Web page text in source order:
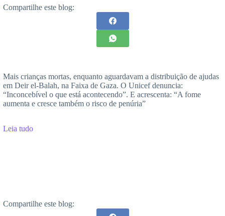
Compartilhe este blog:
Mais crianças mortas, enquanto aguardavam a distribuição de ajudas
em Deir el-Balah, na Faixa de Gaza. O Unicef denuncia:
“Inconcebível o que está acontecendo”. E acrescenta: “A fome
aumenta e cresce também o risco de penúria”
Leia tudo
Compartilhe este blog: